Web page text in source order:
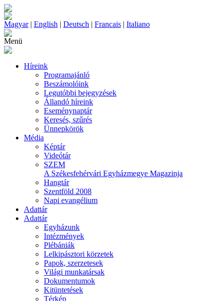
Magyar| English | Deutsch | Francais | Italiano
Menü
Híreink
Programajánló
Beszámolóink
Legutóbbi bejegyzések
Állandó híreink
Eseménynaptár
Keresés, szűrés
Ünnepkörök
Média
Képtár
Videótár
SZEM
A Székesfehérvári Egyházmegye Magazinja
Hangtár
Szentföld 2008
Napi evangélium
Adattár
Adattár
Egyházunk
Intézmények
Plébániák
Lelkipásztori körzetek
Papok, szerzetesek
Világi munkatársak
Dokumentumok
Kitüntetések
Térkép